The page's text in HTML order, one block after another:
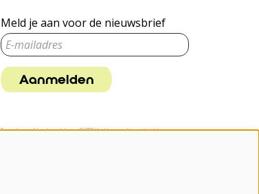
Meld je aan voor de nieuwsbrief
Aanmelden
Deze site wordt beschermd door reCAPTCHA, dataverwerking gebeurt in